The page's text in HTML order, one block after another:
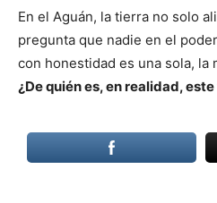
En el Aguán, la tierra no solo
pregunta que nadie en el
con honestidad es una sola, la
¿De quién es, en realidad,